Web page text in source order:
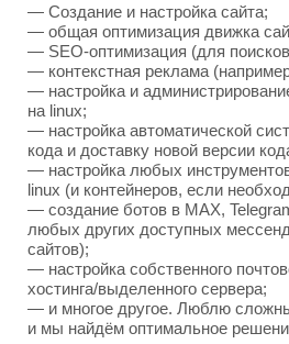
— Создание и настройка сайта;
— общая оптимизация движка
— SEO-оптимизация (для
— контекстная реклама
— настройка и
на linux;
— настройка автоматической
кода и доставку новой версии
— настройка любых
linux (и контейнеров, если
— создание ботов в MAX,
любых других доступных
сайтов);
— настройка собственного
хостинга/выделенного сервера;
— и многое другое. Люблю
и мы найдём оптимальное